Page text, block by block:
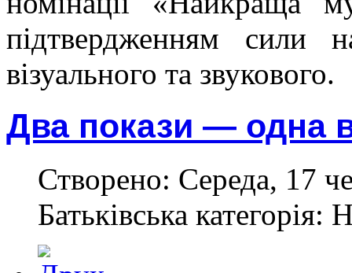
підтвердженням сили
візуального та звукового.
Два покази — одна
Створено: Середа, 17
Батьківська категорія: